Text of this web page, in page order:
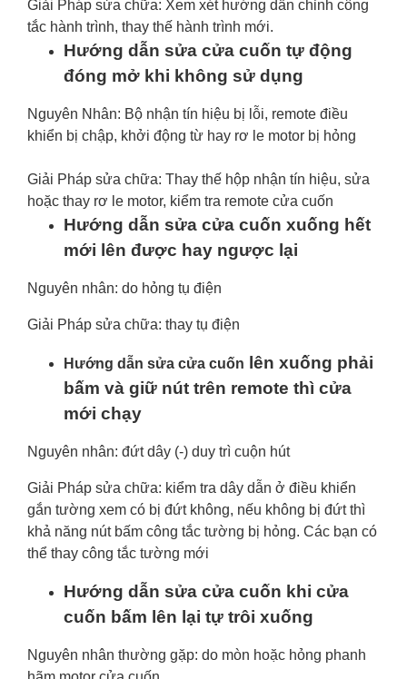
Giải Pháp sửa chữa: Xem xét hướng dẫn chỉnh công
tắc hành trình, thay thế hành trình mới.
Hướng dẫn sửa cửa cuốn tự động
đóng mở khi không sử dụng
Nguyên Nhân: Bộ nhận tín hiệu bị lỗi, remote điều
khiển bị chập, khởi động từ hay rơ le motor bị hỏng
Giải Pháp sửa chữa: Thay thế hộp nhận tín hiệu, sửa
hoặc thay rơ le motor, kiểm tra remote cửa cuốn
Hướng dẫn sửa cửa cuốn xuống hết
mới lên được hay ngược lại
Nguyên nhân: do hỏng tụ điện
Giải Pháp sửa chữa: thay tụ điện
Hướng dẫn sửa cửa cuốn
lên xuống phải
bấm và giữ nút trên remote thì cửa
mới chạy
Nguyên nhân: đứt dây (-) duy trì cuộn hút
Giải Pháp sửa chữa: kiểm tra dây dẫn ở điều khiển
gắn tường xem có bị đứt không, nếu không bị đứt thì
khả năng nút bấm công tắc tường bị hỏng. Các bạn có
thể thay công tắc tường mới
Hướng dẫn sửa cửa cuốn khi cửa
cuốn bấm lên lại tự trôi xuống
Nguyên nhân thường gặp: do mòn hoặc hỏng phanh